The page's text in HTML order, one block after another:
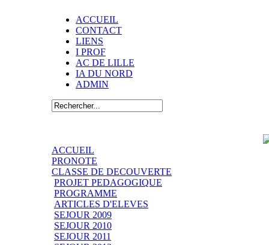
ACCUEIL
CONTACT
LIENS
I PROF
AC DE LILLE
IA DU NORD
ADMIN
ACCUEIL
PRONOTE
CLASSE DE DECOUVERTE
PROJET PEDAGOGIQUE
PROGRAMME
ARTICLES D'ELEVES
SEJOUR 2009
SEJOUR 2010
SEJOUR 2011